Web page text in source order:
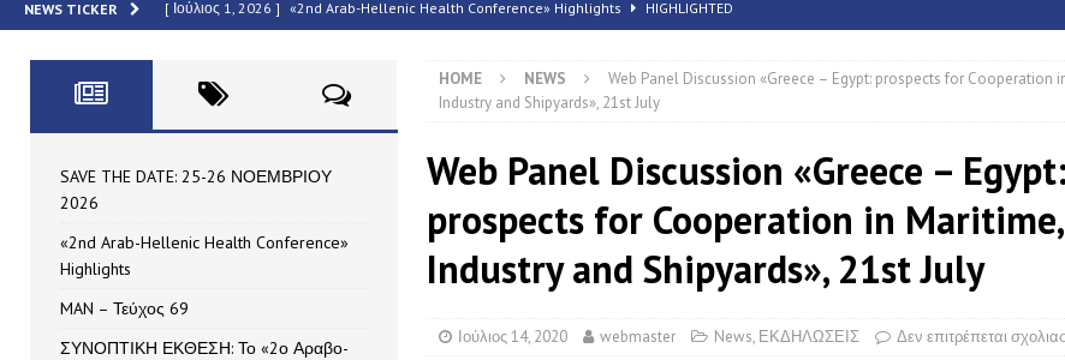
NEWS TICKER [ Ιούλιος 1, 2026 ] «2nd Arab-Hellenic Health Conference» Highlights HIGHLIGHTED
[ Ιούνιος 16, 2026 ] ΣΥΝΟΠΤΙΚΗ ΕΚΘΕΣΗ: Το «2ο Αραβο-Ελληνικό Συνέδριο για την Υγεία» ολοκληρώνεται με αξιοσημείωτη επιτυχία
HIGHLIGHTED
[ Μάιος 7, 2026 ] Partnership Announcement | 11th HAEE Energy Transition Symposium HIGHLIGHTED
SAVE THE DATE: 25-26 ΝΟΕΜΒΡΙΟΥ 2026 FORUMS
HOME NEWS
Web Panel Discussion «Greece – Egypt: prospects for Cooperation
Industry and Shipyards», 21st July
Web Panel Discussion «Greece – Egypt:
prospects for Cooperation in
Industry and Shipyards», 21st July
Ιούλιος 14, 2020 webmaster News, ΕΚΔΗΛΩΣΕΙΣ Δεν επιτρέπεται
SAVE THE DATE: 25-26 ΝΟΕΜΒΡΙΟΥ
2026
«2nd Arab-Hellenic Health Conference»
Highlights
MAN – Τεύχος 69
ΣΥΝΟΠΤΙΚΗ ΕΚΘΕΣΗ: Το «2ο Αραβο-